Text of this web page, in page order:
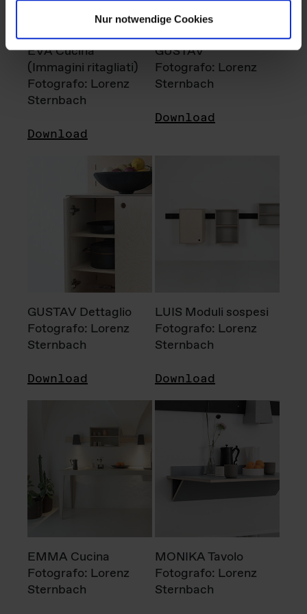
Nur notwendige Cookies
EVA Cucina
(Immagini ritagliati)
Fotografo: Lorenz
Sternbach
Download
GUSTAV
Fotografo: Lorenz
Sternbach
Download
GUSTAV Dettaglio
Fotografo: Lorenz
Sternbach
Download
LUIS Moduli sospesi
Fotografo: Lorenz
Sternbach
Download
EMMA Cucina
Fotografo: Lorenz
Sternbach
MONIKA Tavolo
Fotografo: Lorenz
Sternbach